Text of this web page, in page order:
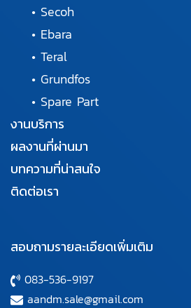
• Secoh
• Ebara
• Teral
• Grundfos
• Spare Part
งานบริการ
ผลงานที่ผ่านมา
บทความที่น่าสนใจ
ติดต่อเรา
สอบถามรายละเอียดเพิ่มเติม
083-536-9197
aandm.sale@gmail.com